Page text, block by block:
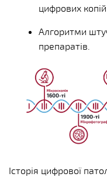
цифрових
Алгоритми
препаратів.
Історія цифрової